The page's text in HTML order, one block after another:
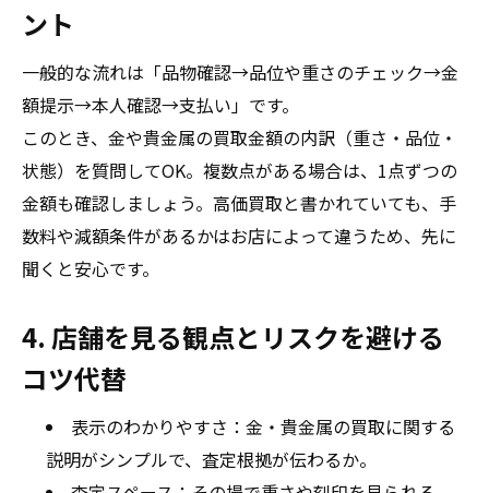
ント
一般的な流れは「品物確認→品位や重さのチェック→金
額提示→本人確認→支払い」です。
このとき、金や貴金属の買取金額の内訳（重さ・品位・
状態）を質問してOK。複数点がある場合は、1点ずつの
金額も確認しましょう。高価買取と書かれていても、手
数料や減額条件があるかはお店によって違うため、先に
聞くと安心です。
4. 店舗を見る観点とリスクを避ける
コツ代替
表示のわかりやすさ：金・貴金属の買取に関する
説明がシンプルで、査定根拠が伝わるか。